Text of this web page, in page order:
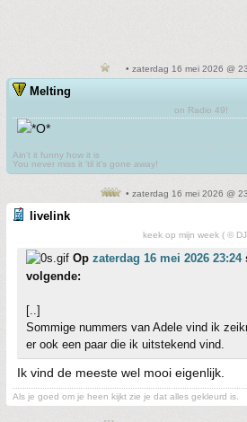
• zaterdag 16 mei 2026 @
Melting
on Radio 49!
Ain't it funny how it is
You never miss it 'til it's gone away!
• zaterdag 16 mei 2026 @
livelink
keek op mijn week ( ©
Op zaterdag 16 mei 2026 23:24
volgende:
[..]
Sommige nummers van Adele vind ik
er ook een paar die ik uitstekend vind.
Ik vind de meeste wel mooi eigenlijk.
Als je goed om je heen kijkt zie je dat alles gekleurd is.